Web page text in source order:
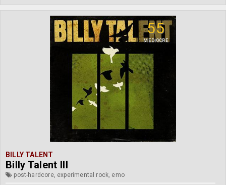
55
MEDIOCRE
BILLY TALENT
Billy Talent III
post-hardcore, experimental rock, emo